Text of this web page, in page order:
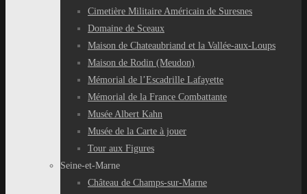
Cimetière Militaire Américain de Suresnes
Domaine de Sceaux
Maison de Chateaubriand et la Vallée-aux-Loups
Maison de Rodin (Meudon)
Mémorial de l’Escadrille Lafayette
Mémorial de la France Combattante
Musée Albert Kahn
Musée de la Carte à jouer
Tour aux Figures
Seine-et-Marne
Château de Champs-sur-Marne